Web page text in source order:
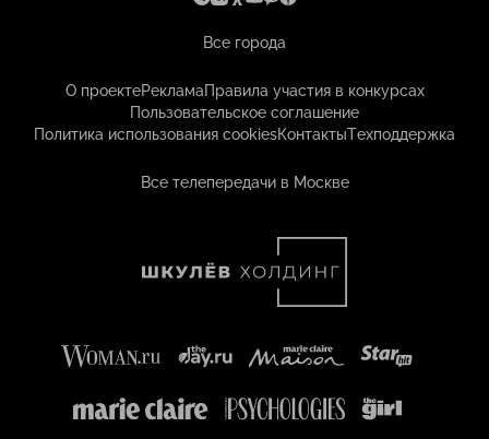
Все города
О проектеРекламаПравила участия в конкурсах
Пользовательское соглашение
Политика использования cookiesКонтактыТехподдержка
Все телепередачи в Москве